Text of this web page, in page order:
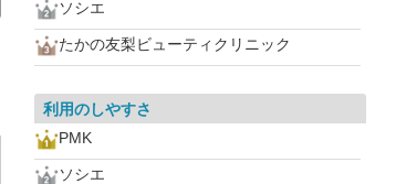
ソシエ
たかの友梨ビューティクリニック
利用のしやすさ
PMK
ソシエ